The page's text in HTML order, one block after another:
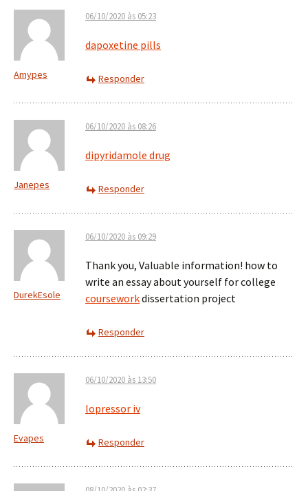
Amypes
06/10/2020 às 05:23
dapoxetine pills
Responder
Janepes
06/10/2020 às 08:26
dipyridamole drug
Responder
DurekEsole
06/10/2020 às 09:29
Thank you, Valuable information! how to
write an essay about yourself for college
courseworkdissertation project
Responder
Evapes
06/10/2020 às 13:50
lopressor iv
Responder